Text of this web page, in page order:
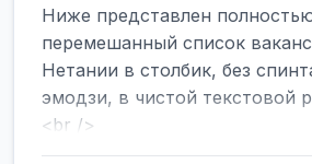
Ниже представлен
перемешанный список
Нетании в столбик, без
эмодзи, в чистой текстовой
<br />
Работа в Нетании на